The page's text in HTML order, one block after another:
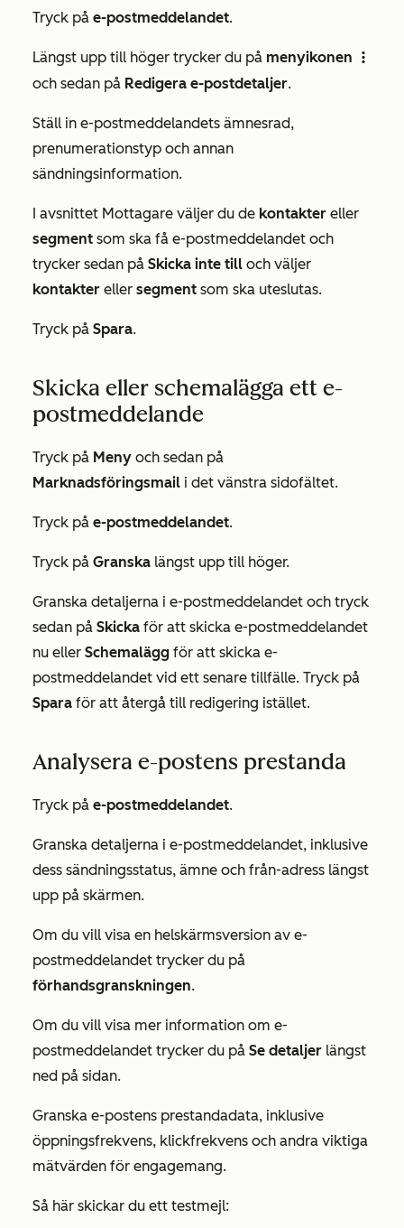
Tryck på e-postmeddelandet.
Längst upp till höger trycker du på menyikonen verticalMenu
och sedan på Redigera e-postdetaljer.
Ställ in e-postmeddelandets ämnesrad,
prenumerationstyp och annan
sändningsinformation.
I avsnittet Mottagare väljer du de kontakter eller
segment som ska få e-postmeddelandet och
trycker sedan på Skicka inte till och väljer
kontakter eller segment som ska uteslutas.
Tryck på Spara.
Skicka eller schemalägga ett e-
postmeddelande
Tryck på Meny och sedan på
Marknadsföringsmail i det vänstra sidofältet.
Tryck på e-postmeddelandet.
Tryck på Granska längst upp till höger.
Granska detaljerna i e-postmeddelandet och tryck
sedan på Skicka för att skicka e-postmeddelandet
nu eller Schemalägg för att skicka e-
postmeddelandet vid ett senare tillfälle. Tryck på
Spara för att återgå till redigering istället.
Analysera e-postens prestanda
Tryck på e-postmeddelandet.
Granska detaljerna i e-postmeddelandet, inklusive
dess sändningsstatus, ämne och från-adress längst
upp på skärmen.
Om du vill visa en helskärmsversion av e-
postmeddelandet trycker du på
förhandsgranskningen.
Om du vill visa mer information om e-
postmeddelandet trycker du på Se detaljer längst
ned på sidan.
Granska e-postens prestandadata, inklusive
öppningsfrekvens, klickfrekvens och andra viktiga
mätvärden för engagemang.
Så här skickar du ett testmejl: